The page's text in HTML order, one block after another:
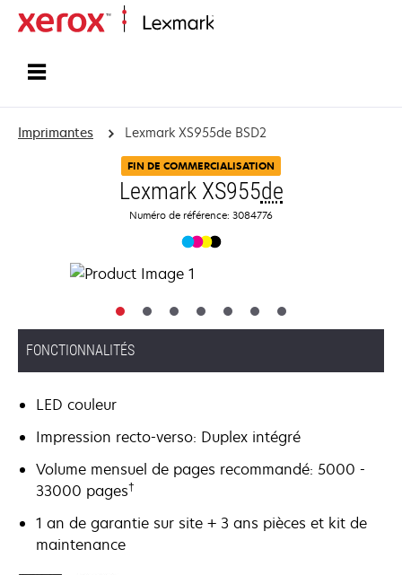
Imprimantes Lexmark XS955de BSD2
FIN DE COMMERCIALISATION
Lexmark XS955de
Numéro de référence: 3084776
FONCTIONNALITÉS
LED couleur
Impression recto-verso: Duplex intégré
Volume mensuel de pages recommandé: 5000 -
33000 pages†
1 an de garantie sur site + 3 ans pièces et kit de
maintenance